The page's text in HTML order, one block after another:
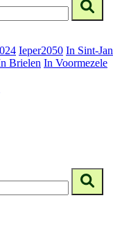
Ieper2050 In Sint-Jan
Brielen In Voormezele